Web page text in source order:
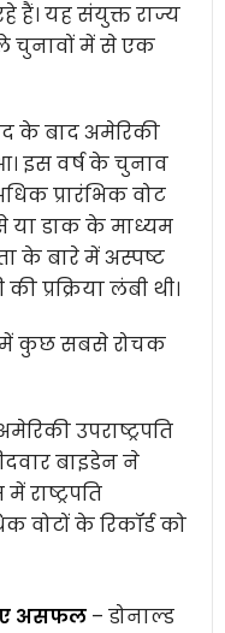
हैं। यह संयुक्त राज्य
चुनावों में से एक
के बाद अमेरिकी
इस वर्ष के चुनाव
प्रारंभिक वोट
या डाक के माध्यम
के बारे में अस्पष्ट
प्रक्रिया लंबी थी।
में कुछ सबसे रोचक
उपराष्ट्रपति
बाइडेन ने
राष्ट्रपति
वोटों के रिकॉर्ड को
असफल – डोनाल्ड